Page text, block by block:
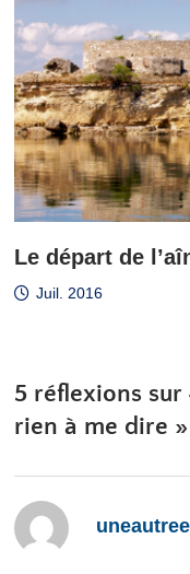
Le départ de
Juil. 2016
5 réflexions sur
rien à me dire »